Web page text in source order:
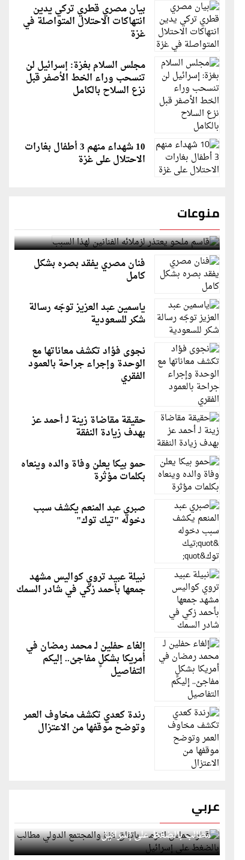
بيان مصري قطري تركي يدين
انتهاكات الاحتلال المتواصلة في
غزة
مجلس السلام بغزة: إسرائيل لن
تنسحب وراء الخط الأصفر قبل
نزع السلاح بالكامل
10 شهداء منهم 3 أطفال بغارات
الاحتلال على غزة
منوعات
قاسم ملحو يعتذر لزملائه الفنانين لهذا السبب
فنان مصري يفقد بصره بشكل
كامل
ياسمين عبد العزيز توجّه رسالة
شكر للسعودية
نجوى فؤاد تكشف معاناتها مع
الوحدة وإجراء جراحة بالعمود
الفقري
حقيقة مقاضاة زينة لـ أحمد عز
بهدف زيادة النفقة
حمو بيكا يعلن وفاة والده وينعاه
بكلمات مؤثرة
صبري عبد المنعم يكشف سبب
دخوله "تيك توك"
نبيلة عبيد تروي كواليس مشهد
جمعها بأحمد زكي في شادر السمك
إلغاء حفلين لـ محمد رمضان في
أمريكا بشكلٍ مفاجئ.. إليكم
التفاصيل
رندة كعدي تكشف مخاوف العمر
وتوضح موقفها من الاعتزال
عربي
قطر: حماس التزمت باتفاق غزة والمجتمع الدولي
مطالب بالضغط على إسرائيل